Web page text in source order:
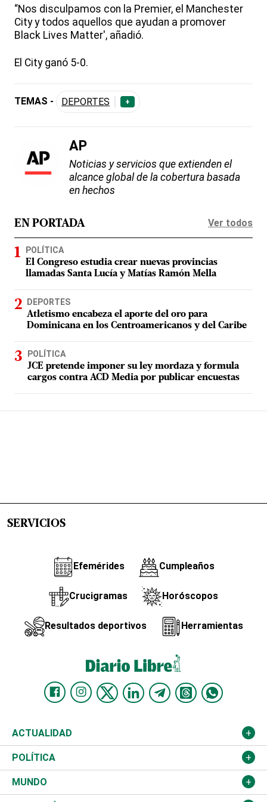
“Nos disculpamos con la Premier, el Manchester
City y todos aquellos que ayudan a promover
Black Lives Matter', añadió.
El City ganó 5-0.
TEMAS - DEPORTES +
AP
Noticias y servicios que extienden el
alcance global de la cobertura basada
en hechos
EN PORTADA Ver todos
POLÍTICA
El Congreso estudia crear nuevas provincias
llamadas Santa Lucía y Matías Ramón Mella
DEPORTES
Atletismo encabeza el aporte del oro para
Dominicana en los Centroamericanos y del Caribe
POLÍTICA
JCE pretende imponer su ley mordaza y formula
cargos contra ACD Media por publicar encuestas
SERVICIOS
Efemérides Cumpleaños
Crucigramas Horóscopos
Resultados deportivos Herramientas
ACTUALIDAD
Nacional
Ciudad
POLÍTICA
Partidos
MUNDO